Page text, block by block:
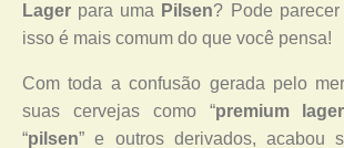
Lager para uma Pilsen? Pode
isso é mais comum do que você pensa!
Com toda a confusão gerada pelo
suas cervejas como “premium lager
“pilsen” e outros derivados, acabou